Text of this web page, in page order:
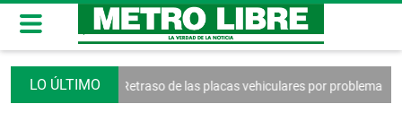
Retraso de las placas vehiculares por problemas logísticos